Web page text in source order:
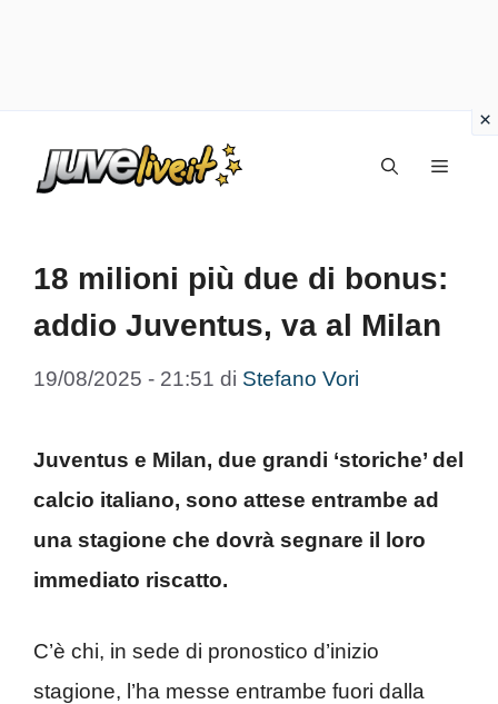
Menu
18 milioni più due di bonus:
addio Juventus, va al Milan
19/08/2025 - 21:51 di Stefano Vori
Juventus e Milan, due grandi ‘storiche’ del
calcio italiano, sono attese entrambe ad
una stagione che dovrà segnare il loro
immediato riscatto.
C’è chi, in sede di pronostico d’inizio
stagione, l’ha messe entrambe fuori dalla